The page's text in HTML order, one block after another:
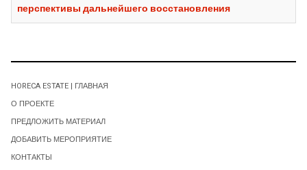
перспективы дальнейшего восстановления
HORECA ESTATE | ГЛАВНАЯ
О ПРОЕКТЕ
ПРЕДЛОЖИТЬ МАТЕРИАЛ
ДОБАВИТЬ МЕРОПРИЯТИЕ
КОНТАКТЫ